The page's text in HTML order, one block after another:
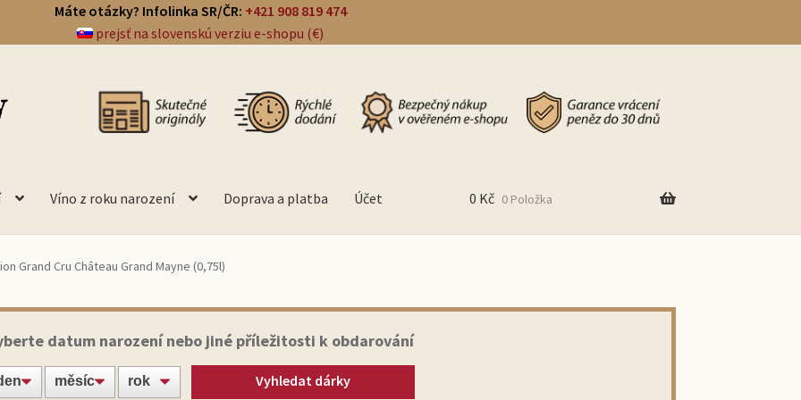
Máte otázky? Infolinka SR/ČR: +421 908 819 474
prejsť na slovenskú verziu e-shopu (€)
Víno z roku narození Doprava a platba Účet 0 Kč 0 Položka
Grand Cru Château Grand Mayne (0,75l)
datum narození nebo jiné příležitosti k obdarování
Vyhledat dárky